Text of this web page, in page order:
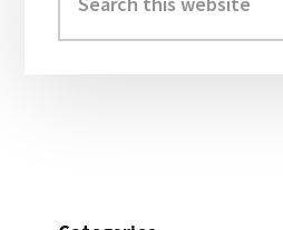
this
website